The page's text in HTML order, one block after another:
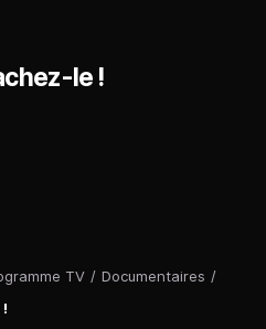
TV / Documentaires /
le !